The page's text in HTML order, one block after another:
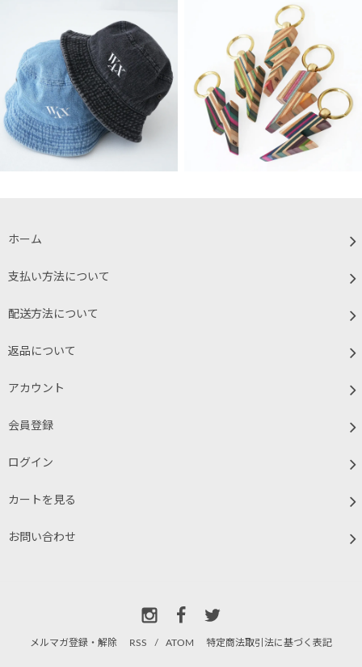
ホーム
支払い方法について
配送方法について
返品について
アカウント
会員登録
ログイン
カートを見る
お問い合わせ
メルマガ登録・解除 RSS / ATOM 特定商法取引法に基づく表記